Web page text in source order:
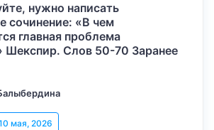
нужно написать
сочинение: «В чем
главная проблема
Шекспир. Слов 50-70 Заранее
мая, 2026